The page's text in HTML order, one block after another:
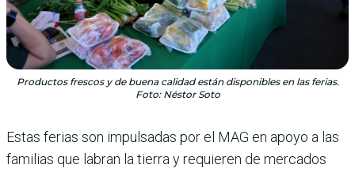
Productos frescos y de buena calidad están disponibles en las ferias.
Foto: Néstor Soto
Estas ferias son impulsadas por el MAG en apoyo a las
familias que labran la tierra y requieren de mercados